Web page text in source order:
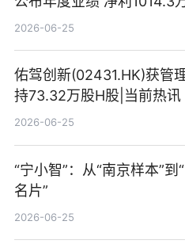
同比扭亏为盈
2026-06-25
佑驾创新(02431.HK)获管
持73.32万股H股|当前热讯
2026-06-25
“宁小智”：从“南京样本”到
名片”
2026-06-25